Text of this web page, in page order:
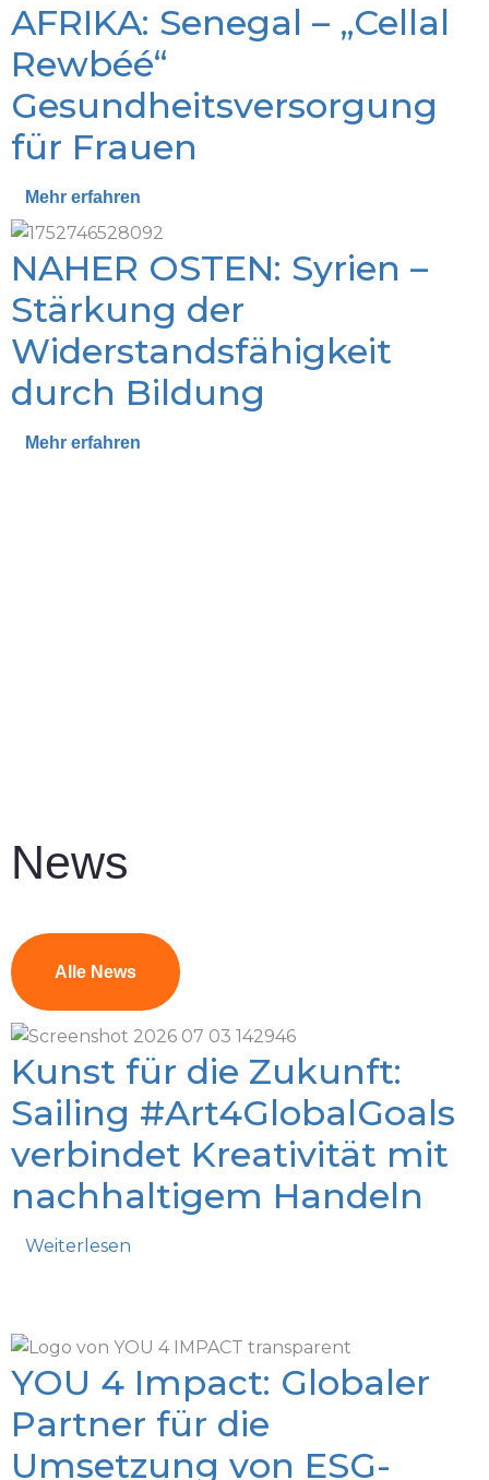
AFRIKA: Senegal – „Cellal
Rewbéé“
Gesundheitsversorgung
für Frauen
Mehr erfahren
NAHER OSTEN: Syrien –
Stärkung der
Widerstandsfähigkeit
durch Bildung
Mehr erfahren
News
Alle News
Kunst für die Zukunft:
Sailing #Art4GlobalGoals
verbindet Kreativität mit
nachhaltigem Handeln
Weiterlesen
YOU 4 Impact: Globaler
Partner für die
Umsetzung von ESG-